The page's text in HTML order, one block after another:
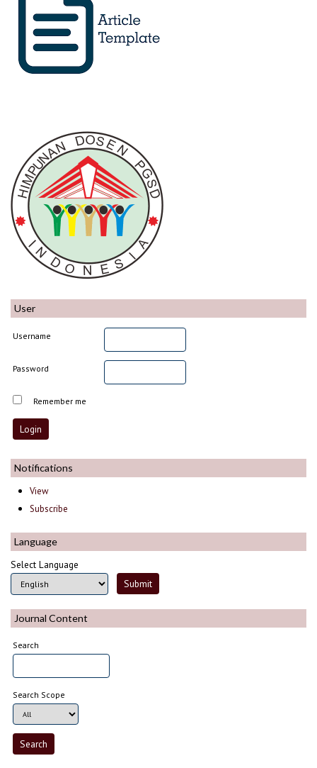
User
Username
Password
Remember me
Notifications
View
Subscribe
Language
Select Language
Journal Content
Search
Search Scope